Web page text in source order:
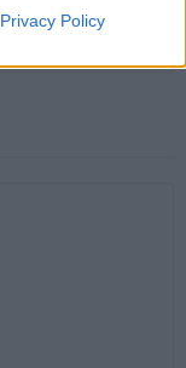
Privacy Policy